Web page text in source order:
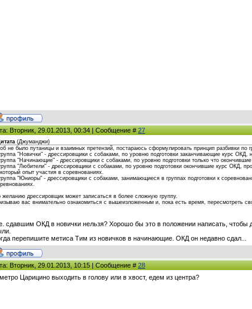
Вторник, 29.01.2013, 00:34 | Сообщение #27
(Джуманджи)
не было путаницы и взаимных претензий, постараюсь сформулировать принцип разбивки по
"Новички" - дрессировщики с собаками, по уровню подготовки заканчивающие курс ОКД,
"Начинающие" - дрессировщики с собаками, по уровню подготовки только что
"Любители" - дрессировщики с собаками, по уровню подготовки окончившие курс ОКД,
опыт участия в соревнованиях.
"Юниоры" - дрессировщики с собаками, занимающиеся в группах подготовки к
желанию дрессировщик может записаться в более сложную группу.
вас внимательно ознакомиться с вышеизложенным и, пока есть время, пересмотреть
сдавшим ОКД в новички нельзя? Хорошо бы это в положении написать, чтобы
перепишите метиса Тим из новичков в начинающие. ОКД он недавно сдал...
Вторник, 29.01.2013, 10:15 | Сообщение #28
Царицино выходить в голову или в хвост, едем из центра?